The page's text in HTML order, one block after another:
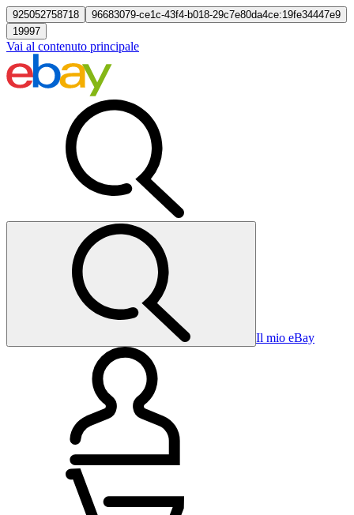
925052758718
96683079-ce1c-43f4-b018-29c7e80da4ce:19fe34447e9
19997
Vai al contenuto principale
Il mio eBay